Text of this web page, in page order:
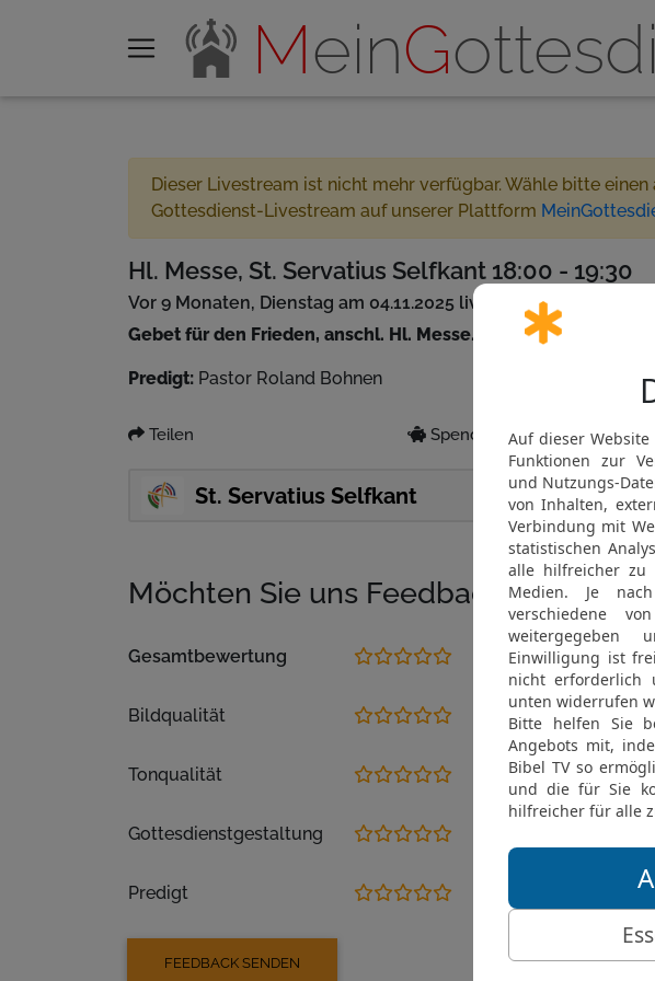
MeinG
Dieser Livestream ist nicht mehr verfügbar. Wähle bitte
Gottesdienst-Livestream auf unserer Plattform
Hl. Messe, St. Servatius Selfkant 18:00 - 19:30
Vor 9 Monaten, Dienstag am 04.11.2025 live gestreamt
Gebet für den Frieden, anschl. Hl. Messe.
Predigt: Pastor Roland Bohnen
Teilen Spenden für
St. Servatius Selfkant
Möchten Sie uns Feedback geben?
Gesamtbewertung
Bildqualität
Tonqualität
Gottesdienstgestaltung
Predigt